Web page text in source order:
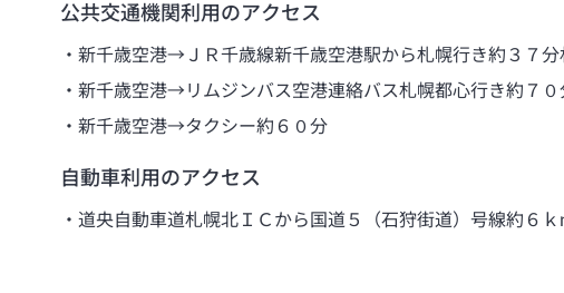
公共交通機関利用のアクセス
新千歳空港→ＪＲ千歳線新千歳空港駅から札幌行き約３７
新千歳空港→リムジンバス空港連絡バス札幌都心行き約７
新千歳空港→タクシー約６０分
自動車利用のアクセス
道央自動車道札幌北ＩＣから国道５（石狩街道）号線約６